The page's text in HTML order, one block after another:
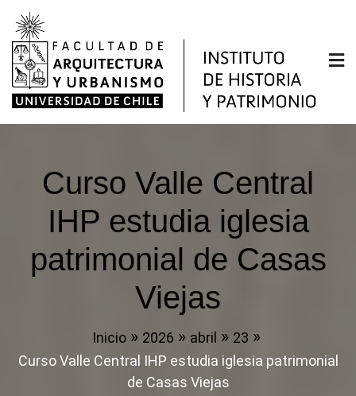
Saltar
contenido
Instituto de Historia y
Patrimonio
Facultad de Arquitectura y Urbanismo de la
Curso Valle Central
IHP estudia iglesia
patrimonial de Casas
Viejas
Inicio 2026 abril
23
Curso Valle Central IHP estudia iglesia patrimonial
de Casas Viejas